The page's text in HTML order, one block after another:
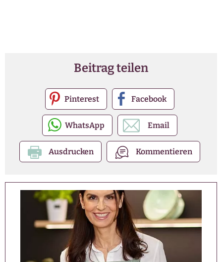
Beitrag teilen
Pinterest Facebook
WhatsApp Email
Ausdrucken Kommentieren